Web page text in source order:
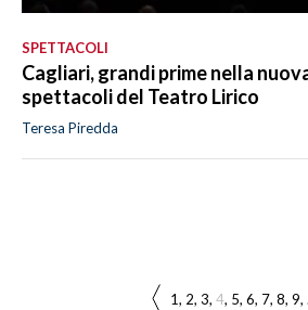
SPETTACOLI
Cagliari, grandi prime nella
spettacoli del Teatro Lirico
Teresa Piredda
1 2 3 4 5 6 7 8 9